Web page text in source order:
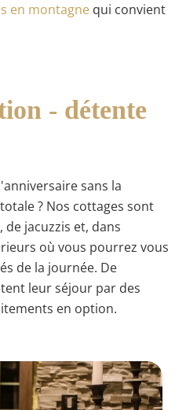
en montagne qui convient
- détente
sans la
? Nos cottages sont
de jacuzzis et, dans
où vous pourrez vous
de la journée. De
leur séjour par des
en option.